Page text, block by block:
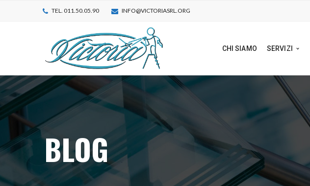
TEL. 011.50.05.90 INFO@VICTORIASRL.ORG
CHI SIAMO SERVIZI
BLOG